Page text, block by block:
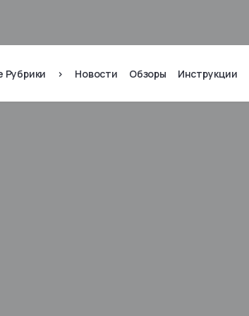
Рубрики > Новости Обзоры Инструкции